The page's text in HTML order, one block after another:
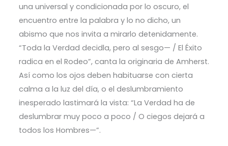
una universal y condicionada por lo oscuro, el
encuentro entre la palabra y lo no dicho, un
abismo que nos invita a mirarlo detenidamente.
“Toda la Verdad decidla, pero al sesgo— / El Éxito
radica en el Rodeo”, canta la originaria de Amherst.
Así como los ojos deben habituarse con cierta
calma a la luz del día, o el deslumbramiento
inesperado lastimará la vista: “La Verdad ha de
deslumbrar muy poco a poco / O ciegos dejará a
todos los Hombres—”.